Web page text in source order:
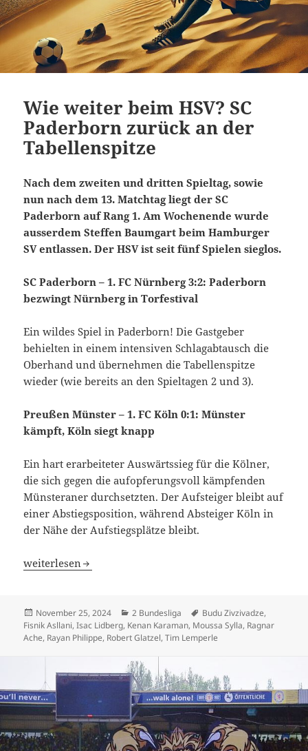
Wie weiter beim HSV? SC
Paderborn zurück an der
Tabellenspitze
Nach dem zweiten und dritten Spieltag, sowie
nun nach dem 13. Matchtag liegt der SC
Paderborn auf Rang 1. Am Wochenende wurde
ausserdem Steffen Baumgart beim Hamburger
SV entlassen. Der HSV ist seit fünf Spielen sieglos.
SC Paderborn – 1. FC Nürnberg 3:2: Paderborn
bezwingt Nürnberg in Torfestival
Ein wildes Spiel in Paderborn! Die Gastgeber
behielten in einem intensiven Schlagabtausch die
Oberhand und übernehmen die Tabellenspitze
wieder (wie bereits an den Spieltagen 2 und 3).
Preußen Münster – 1. FC Köln 0:1: Münster
kämpft, Köln siegt knapp
Ein hart erarbeiteter Auswärtssieg für die Kölner,
die sich gegen die aufopferungsvoll kämpfenden
Münsteraner durchsetzten. Der Aufsteiger bleibt auf
einer Abstiegsposition, während Absteiger Köln in
der Nähe der Aufstiegsplätze bleibt.
Wie weiter beim HSV? SC Paderborn zurück an der
weiterlesen
Veröffentlicht
am
November 25, 2024 Kategorien
2 Bundesliga Schlagwörter
Budu Zivzivadze,
Fisnik Asllani,Isac Lidberg, Kenan Karaman, Moussa Sylla, Ragnar
Ache, Rayan Philippe, Robert Glatzel,Tim Lemperle